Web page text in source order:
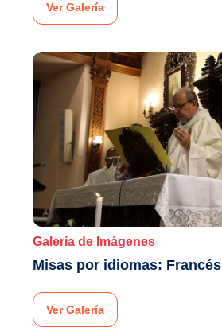
Ver Galería
Galería de Imágenes
Misas por idiomas: Francés
Ver Galería